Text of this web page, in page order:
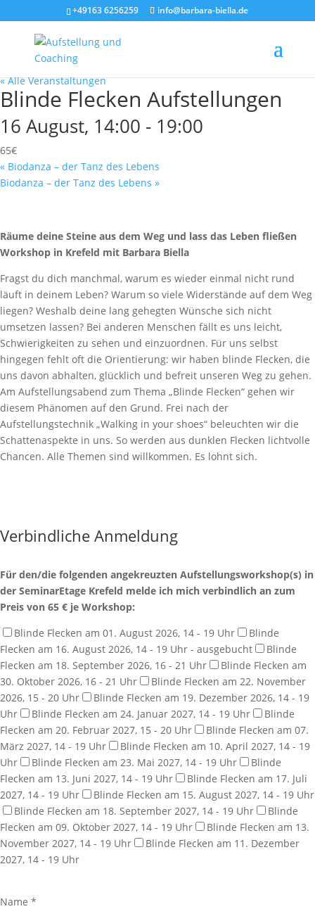
+49163 6256259 info@barbara-biella.de
« Alle Veranstaltungen
Blinde Flecken Aufstellungen
16 August, 14:00 - 19:00
65€
« Biodanza – der Tanz des Lebens
Biodanza – der Tanz des Lebens »
Räume deine Steine aus dem Weg und lass das Leben fließen
Workshop in Krefeld mit Barbara Biella
Fragst du dich manchmal, warum es wieder einmal nicht rund
läuft in deinem Leben? Warum so viele Widerstände auf dem Weg
liegen? Weshalb deine lang gehegten Wünsche sich nicht
umsetzen lassen? Bei anderen Menschen fällt es uns leicht,
Schwierigkeiten zu sehen und einzuordnen. Für uns selbst
hingegen fehlt oft die Orientierung: wir haben blinde Flecken, die
uns davon abhalten, glücklich und befreit unseren Weg zu gehen.
Am Aufstellungsabend zum Thema „Blinde Flecken“ gehen wir
diesem Phänomen auf den Grund. Frei nach der
Aufstellungstechnik „Walking in your shoes“ beleuchten wir die
Schattenaspekte in uns. So werden aus dunklen Flecken lichtvolle
Chancen. Alle Themen sind willkommen. Es lohnt sich.
Verbindliche Anmeldung
Für den/die folgenden angekreuzten Aufstellungsworkshop(s) in
der SeminarEtage Krefeld melde ich mich verbindlich an zum
Preis von 65 € je Workshop:
Blinde Flecken am 01. August 2026, 14 - 19 Uhr
Blinde
Flecken am 16. August 2026, 14 - 19 Uhr - ausgebucht
Blinde
Flecken am 18. September 2026, 16 - 21 Uhr
Blinde Flecken am
30. Oktober 2026, 16 - 21 Uhr
Blinde Flecken am 22. November
2026, 15 - 20 Uhr
Blinde Flecken am 19. Dezember 2026, 14 - 19
Uhr
Blinde Flecken am 24. Januar 2027, 14 - 19 Uhr
Blinde
Flecken am 20. Februar 2027, 15 - 20 Uhr
Blinde Flecken am 07.
März 2027, 14 - 19 Uhr
Blinde Flecken am 10. April 2027, 14 - 19
Uhr
Blinde Flecken am 23. Mai 2027, 14 - 19 Uhr
Blinde
Flecken am 13. Juni 2027, 14 - 19 Uhr
Blinde Flecken am 17. Juli
2027, 14 - 19 Uhr
Blinde Flecken am 15. August 2027, 14 - 19 Uhr
Blinde Flecken am 18. September 2027, 14 - 19 Uhr
Blinde
Flecken am 09. Oktober 2027, 14 - 19 Uhr
Blinde Flecken am 13.
November 2027, 14 - 19 Uhr
Blinde Flecken am 11. Dezember
2027, 14 - 19 Uhr
Name *